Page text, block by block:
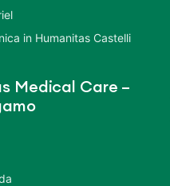
in Humanitas Castelli
Medical Care –